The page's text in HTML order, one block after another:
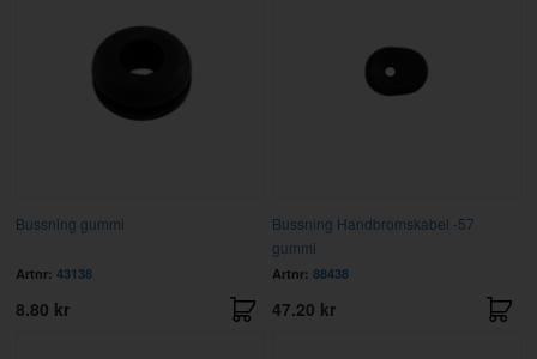
Bussning gummi
Artnr: 43138
8.80 kr
Bussning Handbromskabel -57
gummi
Artnr: 88438
47.20 kr